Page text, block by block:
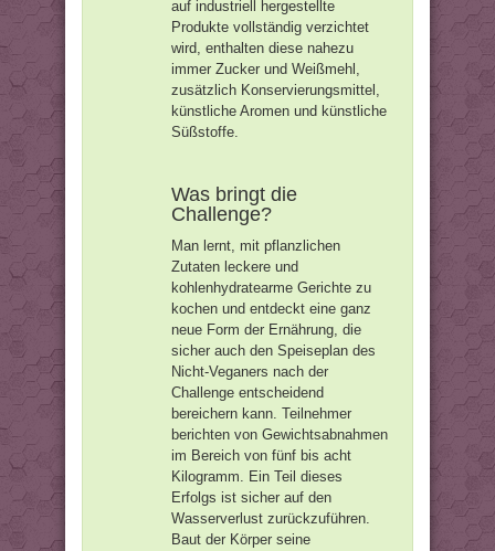
auf industriell hergestellte
Produkte vollständig verzichtet
wird, enthalten diese nahezu
immer Zucker und Weißmehl,
zusätzlich Konservierungsmittel,
künstliche Aromen und künstliche
Süßstoffe.
Was bringt die
Challenge?
Man lernt, mit pflanzlichen
Zutaten leckere und
kohlenhydratearme Gerichte zu
kochen und entdeckt eine ganz
neue Form der Ernährung, die
sicher auch den Speiseplan des
Nicht-Veganers nach der
Challenge entscheidend
bereichern kann. Teilnehmer
berichten von Gewichtsabnahmen
im Bereich von fünf bis acht
Kilogramm. Ein Teil dieses
Erfolgs ist sicher auf den
Wasserverlust zurückzuführen.
Baut der Körper seine